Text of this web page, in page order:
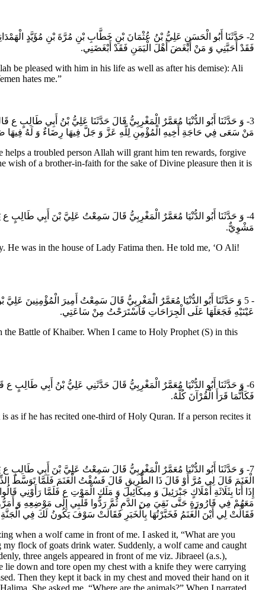
2- حَدَّثَنَا أَبُو الْحَسَنِ عَلِيُّ بْنُ عُثْمَانَ بْنِ خَطَّابِ بْنِ مُرَّةَ بْنِ مُؤَيَّدٍ
فَقَدْ أَحَبَّنِي وَ مَنْ أَبْغَضَ أَهْلَ الْيَمَنِ فَقَدْ أَبْغَضَنِي.
be pleased with him in his life as well as after his demise): Ali
hates me.”
3- وَ حَدَّثَنَا أَبُو الدُّنْيَا مُعَمَّرٌ الْمَغْرِبِيُّ قَالَ حَدَّثَنَا عَلِيُّ بْنُ أَبِي
مَنْ سَعَى فِي حَاجَةِ أَخِيهِ‌ الْمُؤْمِنِ لِلَّهِ عَزَّ وَ جَلَّ فِيهَا رِضَاءٌ وَ لَهُ
a troubled person Allah will grant him ten rewards, forgive
wish of a brother-in-faith for the sake of Divine pleasure then it is
4- وَ حَدَّثَنَا أَبُو الدُّنْيَا مُعَمَّرٌ الْمَغْرِبِيُّ قَالَ سَمِعْتُ عَلِيَّ بْنَ أَبِي
مَشْوِيٌّ.
was in the house of Lady Fatima then. He told me, ‘O Ali!
- 5 وَ حَدَّثَنَا أَبُو الدُّنْيَا مُعَمَّرٌ الْمَغْرِبِيُّ قَالَ سَمِعْتُ أَمِيرَ
عَيْنَيْهِ فَجَعَلَهَا عَلَى الْجِرَاحَاتِ فَاسْتَرَحْتُ مِنْ سَاعَتِي.
Battle of Khaiber. When I came to Holy Prophet (S) in this
6- وَ حَدَّثَنَا أَبُو الدُّنْيَا مُعَمَّرٌ الْمَغْرِبِيُّ قَالَ حَدَّثَنِي عَلِيُّ بْنُ أَبِي
فَكَأَنَّمَا قَرَأَ الْقُرْآنَ كُلَّهُ.
as if he has recited one-third of Holy Quran. If a person recites it
7- وَ حَدَّثَنَا أَبُو الدُّنْيَا مُعَمَّرٌ الْمَغْرِبِيُّ قَالَ سَمِعْتُ عَلِيَّ بْنَ أَبِي
الْغَنَمَ قَالَ لِي مُرَّ أَوْ قَالَ ذَا الطَّرِيقِ قَالَ فَسُقْتُ الْغَنَمَ فَلَمَّا تَوَسَّطَ
إِذَا أَنَا بِثَلَاثَةِ أَمْلَاكٍ جَبْرَئِيلَ وَ مِيكَائِيلَ وَ مَلَكِ الْمَوْتِ ع فَلَمَّا
مَعَهُمْ فِي قَارُورَةٍ حَتَّى نَقِيَ مِنَ الدَّمِ ثُمَّ رَدُّوا قَلْبِي إِلَى مَوْضِعِهِ وَ
فَقَالَتْ لِي أَيْنَ الْغَنَمُ فَخَبَّرْتُهَا بِالْخَبَرِ فَقَالَتْ سَوْفَ يَكُونُ لَكَ فِي
when a wolf came in front of me. I asked it, “What are you
flock of goats drink water. Suddenly, a wolf came and caught
three angels appeared in front of me viz. Jibraeel (a.s.),
lie down and tore open my chest with a knife they were carrying
Then they kept it back in my chest and moved their hand on it
She asked me, “Where are the animals?” When I narrated